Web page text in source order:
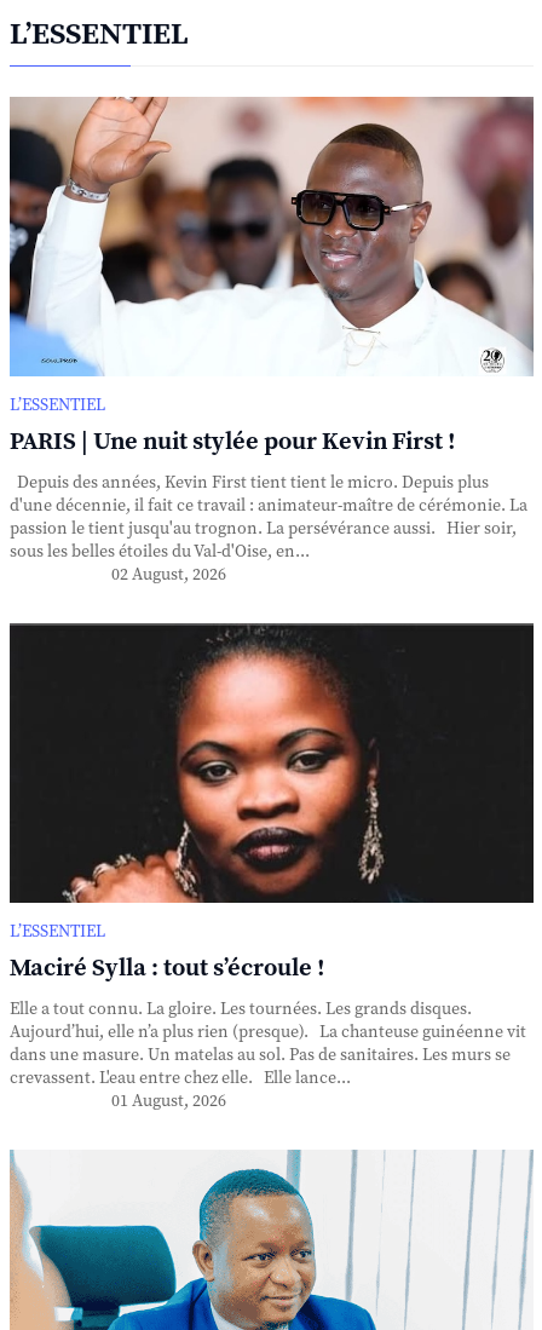
L’ESSENTIEL
L’ESSENTIEL
PARIS | Une nuit stylée pour Kevin First !
Depuis des années, Kevin First tient tient le micro. Depuis plus
d'une décennie, il fait ce travail : animateur-maître de cérémonie. La
passion le tient jusqu'au trognon. La persévérance aussi. Hier soir,
sous les belles étoiles du Val-d'Oise, en...
02 August, 2026
L’ESSENTIEL
Maciré Sylla : tout s’écroule !
Elle a tout connu. La gloire. Les tournées. Les grands disques.
Aujourd’hui, elle n’a plus rien (presque). La chanteuse guinéenne vit
dans une masure. Un matelas au sol. Pas de sanitaires. Les murs se
crevassent. L'eau entre chez elle. Elle lance...
01 August, 2026